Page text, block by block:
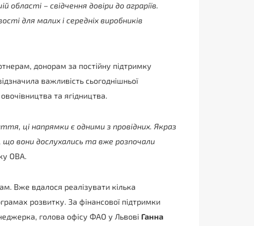
області – свідчення довіри до аграріїв.
для малих і середніх виробників
донорам за постійну підтримку
важливість сьогоднішньої
та ягідництва.
ці напрямки є одними з провідних. Якраз
вони дослухались та вже розпочали
ОВА.
Вже вдалося реалізувати кілька
розвитку. За фінансової підтримки
голова офісу ФАО у Львові Ганна